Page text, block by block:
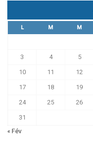
L M M
3 4 5
10 11 12
17 18 19
24 25 26
31
« Fév